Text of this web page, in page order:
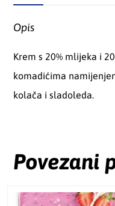
Opis
Krem s 20% mlijeka i
komadićima
kolača i sladoleda.
Povezani